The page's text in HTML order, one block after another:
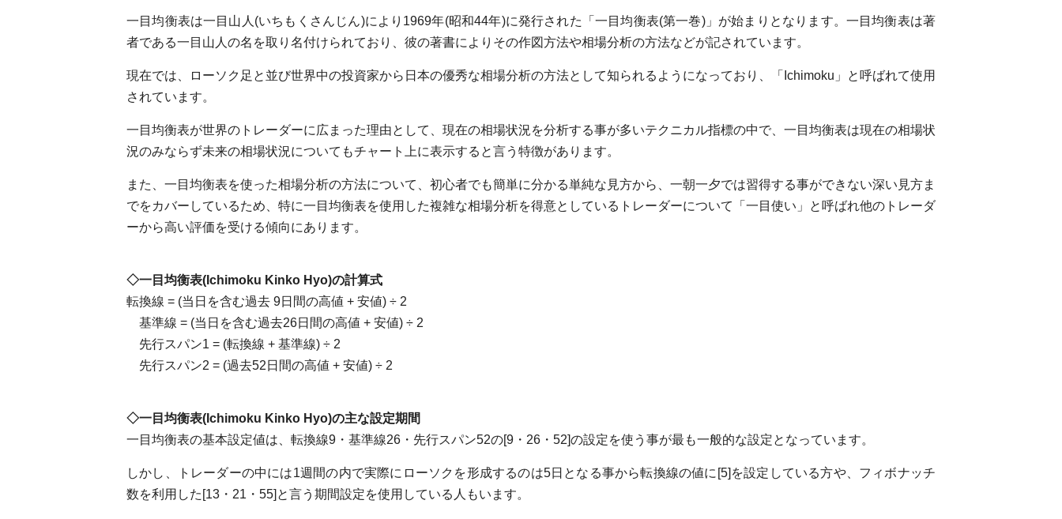
一目均衡表は一目山人(いちもくさんじん)により1969年(昭和44年)に発行された「一目均衡表(第一巻)」が始まりとなります。一目均衡表は著
者である一目山人の名を取り名付けられており、彼の著書によりその作図方法や相場分析の方法などが記されています。
現在では、ローソク足と並び世界中の投資家から日本の優秀な相場分析の方法として知られるようになっており、「Ichimoku」と呼ばれて使用
されています。
一目均衡表が世界のトレーダーに広まった理由として、現在の相場状況を分析する事が多いテクニカル指標の中で、一目均衡表は現在の相場状
況のみならず未来の相場状況についてもチャート上に表示すると言う特徴があります。
また、一目均衡表を使った相場分析の方法について、初心者でも簡単に分かる単純な見方から、一朝一夕では習得する事ができない深い見方ま
でをカバーしているため、特に一目均衡表を使用した複雑な相場分析を得意としているトレーダーについて「一目使い」と呼ばれ他のトレーダ
ーから高い評価を受ける傾向にあります。
◇一目均衡表(Ichimoku Kinko Hyo)の計算式
転換線 = (当日を含む過去 9日間の高値 + 安値) ÷ 2
基準線 = (当日を含む過去26日間の高値 + 安値) ÷ 2
先行スパン1 = (転換線 + 基準線) ÷ 2
先行スパン2 = (過去52日間の高値 + 安値) ÷ 2
◇一目均衡表(Ichimoku Kinko Hyo)の主な設定期間
一目均衡表の基本設定値は、転換線9・基準線26・先行スパン52の[9・26・52]の設定を使う事が最も一般的な設定となっています。
しかし、トレーダーの中には1週間の内で実際にローソクを形成するのは5日となる事から転換線の値に[5]を設定している方や、フィボナッチ
数を利用した[13・21・55]と言う期間設定を使用している人もいます。